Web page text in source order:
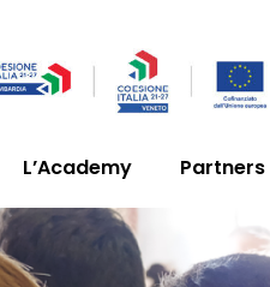
L’Academy Partners